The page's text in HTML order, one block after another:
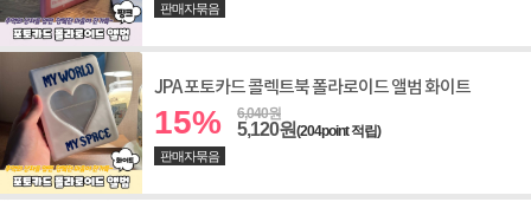
판매자묶음
JPA 포토카드 콜렉트북 폴라로이드 앨범 화이트
15% 6,040원
5,120원(204point 적립)
판매자묶음